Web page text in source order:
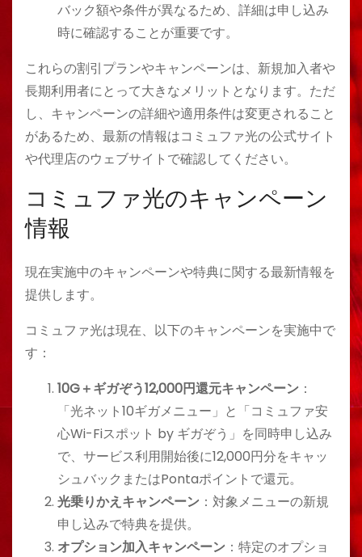
バック額や条件が異なるため、詳細は申し込み
時に確認することが重要です。
これらの割引プランやキャンペーンは、新規加入者や
長期利用者にとって大きなメリットとなります。ただ
し、キャンペーンの詳細や適用条件は変更されること
があるため、最新の情報はコミュファ光の公式サイト
や代理店のウェブサイトで確認してください​​。
コミュファ光のキャンペーン
情報
現在実施中のキャンペーンや特典に関する最新情報を
提供します。
コミュファ光は現在、以下のキャンペーンを実施中で
す：
10G＋ギガぞう12,000円還元キャンペーン ：
「光ネット10ギガメニュー」と「コミュファ安
心Wi-Fiスポット by ギガぞう」を同時申し込み
で、サービス利用開始後に12,000円分をキャッ
シュバックまたはPontaポイントで還元。
光乗りかえキャンペーン ：対象メニューの新規
申し込みで特典を提供。
オプション加入キャンペーン ：特定のオプショ